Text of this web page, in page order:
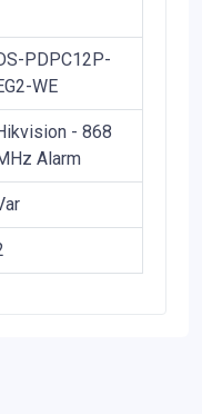
PDPC12P-
WE
- 868
Alarm